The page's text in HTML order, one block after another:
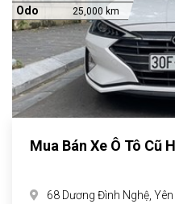
Odo 25,000 km
Mua Bán Xe Ô Tô Cũ
68 Dương Đình Nghệ,